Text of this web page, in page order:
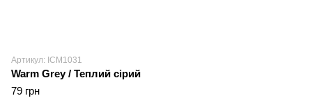
Артикул: ICM1031
Warm Grey / Теплий сірий
79 грн